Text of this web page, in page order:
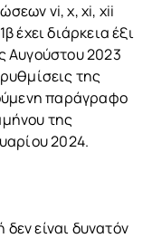
vi, x, xi, xii
έχει διάρκεια έξι
Αυγούστου 2023
της
παράγραφο
της
2024.
είναι δυνατόν